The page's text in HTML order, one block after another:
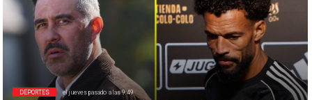
DEPORTES el jueves pasado a las 9:49